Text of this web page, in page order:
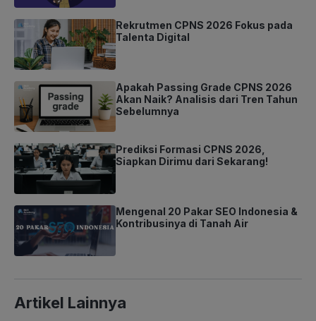
Rekrutmen CPNS 2026 Fokus pada
Talenta Digital
Apakah Passing Grade CPNS 2026
Akan Naik? Analisis dari Tren Tahun
Sebelumnya
Prediksi Formasi CPNS 2026,
Siapkan Dirimu dari Sekarang!
Mengenal 20 Pakar SEO Indonesia &
Kontribusinya di Tanah Air
Artikel Lainnya